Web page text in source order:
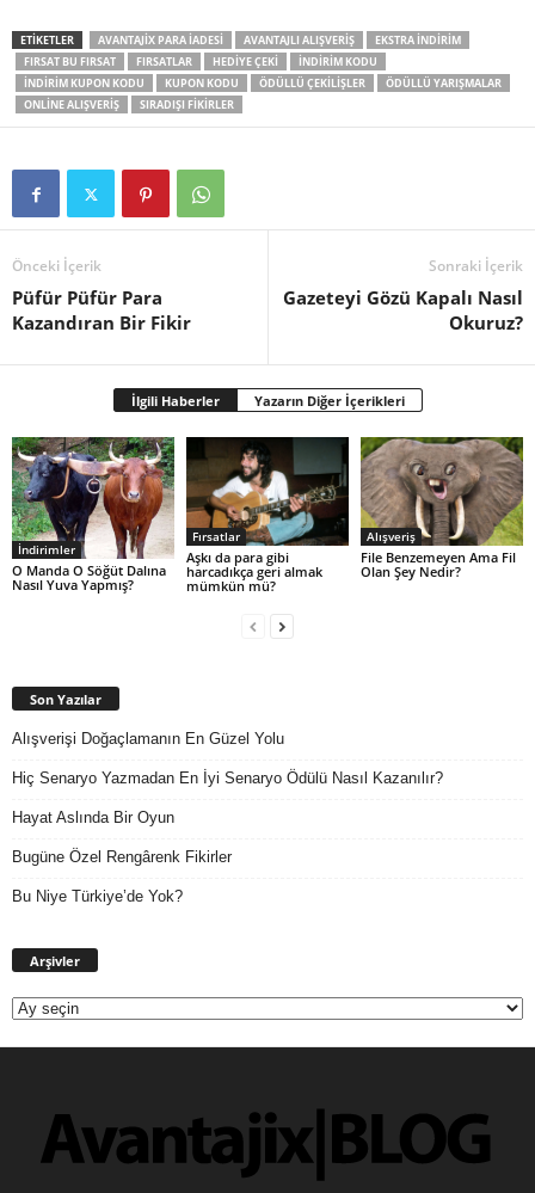
ETIKETLER AVANTAJIX PARA IADESI AVANTAJLI ALIŞVERIŞ
EKSTRA INDIRIM
FIRSAT BU FIRSAT
FIRSATLAR HEDIYE ÇEKI
INDIRIM KODU
INDIRIM KUPON KODU
KUPON KODU ÖDÜLLÜ ÇEKILIŞLER
ÖDÜLLÜ YARIŞMALAR
ONLINE ALIŞVERIŞ
SIRADIŞI FIKIRLER
Önceki İçerik
Püfür Püfür Para
Kazandıran Bir Fikir
Sonraki İçerik
Gazeteyi Gözü Kapalı Nasıl
Okuruz?
İlgili Haberler Yazarın Diğer İçerikleri
İndirimler
O Manda O Söğüt Dalına
Nasıl Yuva Yapmış?
Fırsatlar
Aşkı da para gibi
harcadıkça geri almak
mümkün mü?
Alışveriş
File Benzemeyen Ama Fil
Olan Şey Nedir?
Son Yazılar
Alışverişi Doğaçlamanın En Güzel Yolu
Hiç Senaryo Yazmadan En İyi Senaryo Ödülü Nasıl Kazanılır?
Hayat Aslında Bir Oyun
Bugüne Özel Rengârenk Fikirler
Bu Niye Türkiye’de Yok?
Arşivler